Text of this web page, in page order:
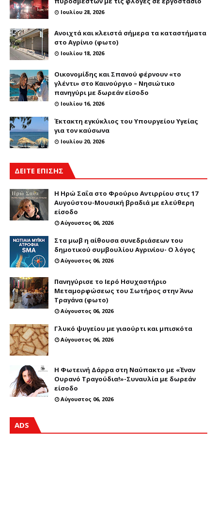
Ιουλίου 28, 2026
Ανοιχτά και κλειστά σήμερα τα καταστήματα
στο Αγρίνιο (φωτο)
Ιουλίου 18, 2026
Οικονομίδης και Σπανού φέρνουν «το
γλέντι» στο Καινούργιο – Νησιώτικο
πανηγύρι με δωρεάν είσοδο
Ιουλίου 16, 2026
Έκτακτη εγκύκλιος του Υπουργείου Υγείας
για τον καύσωνα
Ιουλίου 20, 2026
ΔΕΙΤΕ ΕΠΙΣΗΣ
Η Ηρώ Σαΐα στο Φρούριο Αντιρρίου στις 17
Αυγούστου-Μουσική βραδιά με ελεύθερη
είσοδο
Αύγουστος 06, 2026
Στα μωβ η αίθουσα συνεδριάσεων του
δημοτικού συμβουλίου Αγρινίου- Ο λόγος
Αύγουστος 06, 2026
Πανηγύρισε το Ιερό Ησυχαστήριο
Μεταμορφώσεως του Σωτήρος στην Άνω
Τραγάνα (φωτο)
Αύγουστος 06, 2026
Γλυκό ψυγείου με γιαούρτι και μπισκότα
Αύγουστος 06, 2026
Η Φωτεινή Δάρρα στη Ναύπακτο με «Έναν
Ουρανό Τραγούδια!»-Συναυλία με δωρεάν
είσοδο
Αύγουστος 06, 2026
ADS